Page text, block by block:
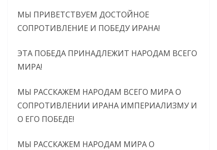
МЫ ПРИВЕТСТВУЕМ ДОСТОЙНОЕ
СОПРОТИВЛЕНИЕ И ПОБЕДУ ИРАНА!
ЭТА ПОБЕДА ПРИНАДЛЕЖИТ НАРОДАМ ВСЕГО
МИРА!
МЫ РАССКАЖЕМ НАРОДАМ ВСЕГО МИРА О
СОПРОТИВЛЕНИИ ИРАНА ИМПЕРИАЛИЗМУ И
О ЕГО ПОБЕДЕ!
МЫ РАССКАЖЕМ НАРОДАМ МИРА О